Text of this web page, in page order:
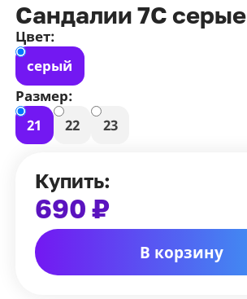
Сандалии 7С серые
Цвет:
серый
Размер:
21
22 23
Купить:
690 ₽
В корзину
42